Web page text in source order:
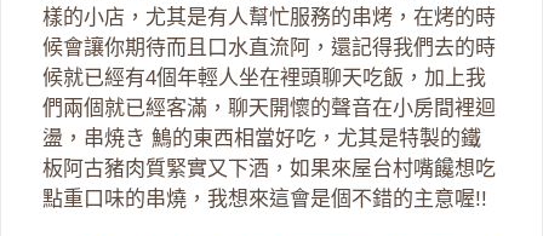
樣的小店，尤其是有人幫忙服務的串烤，在烤的時
候會讓你期待而且口水直流阿，還記得我們去的時
候就已經有4個年輕人坐在裡頭聊天吃飯，加上我
們兩個就已經客滿，聊天開懷的聲音在小房間裡迴
盪，串焼き 鷠的東西相當好吃，尤其是特製的鐵
板阿古豬肉質緊實又下酒，如果來屋台村嘴饞想吃
點重口味的串燒，我想來這會是個不錯的主意喔!!